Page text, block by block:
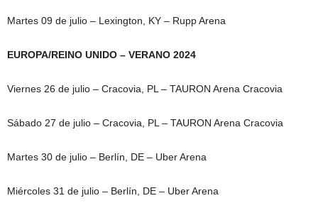
Martes 09 de julio – Lexington, KY – Rupp Arena
EUROPA/REINO UNIDO – VERANO 2024
Viernes 26 de julio – Cracovia, PL – TAURON Arena Cracovia
Sábado 27 de julio – Cracovia, PL – TAURON Arena Cracovia
Martes 30 de julio – Berlín, DE – Uber Arena
Miércoles 31 de julio – Berlín, DE – Uber Arena